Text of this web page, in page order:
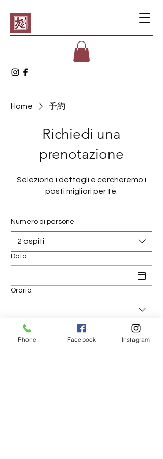
Home 予約
Richiedi una
prenotazione
Seleziona i dettagli e cercheremo i
posti migliori per te.
Numero di persone
2 ospiti
Data
Orario
Phone Facebook Instagram